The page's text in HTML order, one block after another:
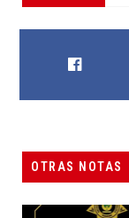
OTRAS NOTAS